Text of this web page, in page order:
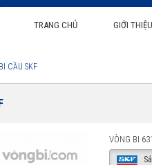
TRANG CHỦ GIỚI THIỆU
CẦU SKF
VÒNG BI